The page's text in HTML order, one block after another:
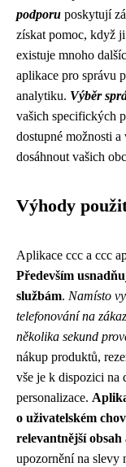
podporu poskytují
získat pomoc, když
existuje mnoho
aplikace pro správu
analytiku. Výběr
vašich specifických
dostupné možnosti
dosáhnout vašich
Výhody
Aplikace ccc a ccc
Především
službám. Namísto
telefonování na
několika sekund
nákup produktů,
vše je k dispozici na
personalizace.
o uživatelském
relevantnější
upozornění na slevy